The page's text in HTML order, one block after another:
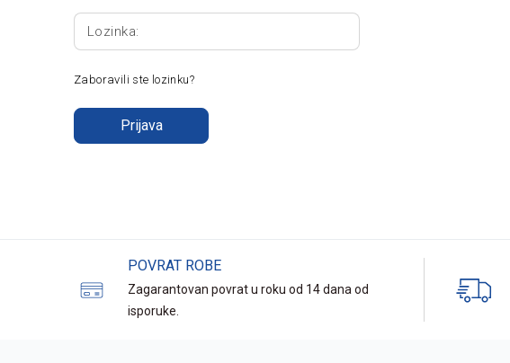
Lozinka:
Zaboravili ste lozinku?
Prijava
POVRAT ROBE
Zagarantovan povrat u roku od 14 dana od
isporuke.